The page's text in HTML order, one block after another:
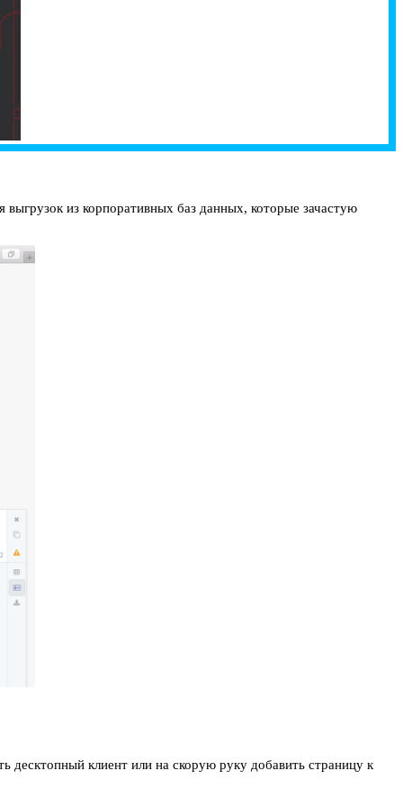
из корпоративных баз данных, которые зачастую
десктопный клиент или на скорую руку добавить страницу к